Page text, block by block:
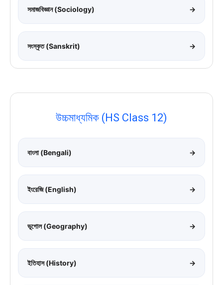
সমাজবিজ্ঞান (Sociology) →
সংস্কৃত (Sanskrit) →
উচ্চমাধ্যমিক (HS Class 12)
বাংলা (Bengali) →
ইংরেজি (English) →
ভূগোল (Geography) →
ইতিহাস (History) →